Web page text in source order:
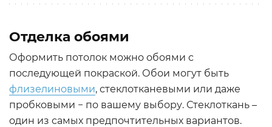
Отделка обоями
Оформить потолок можно обоями с
последующей покраской. Обои могут быть
флизелиновыми, стеклотканевыми или даже
пробковыми − по вашему выбору. Стеклоткань –
один из самых предпочтительных вариантов.